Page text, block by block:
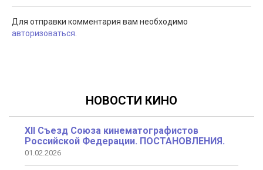
Для отправки комментария вам необходимо
авторизоваться.
НОВОСТИ КИНО
XII Съезд Союза кинематографистов
Российской Федерации. ПОСТАНОВЛЕНИЯ.
01.02.2026